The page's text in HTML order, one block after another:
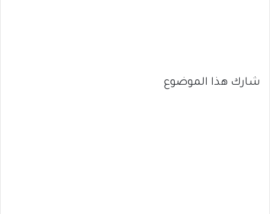
شارك هذا الموضوع